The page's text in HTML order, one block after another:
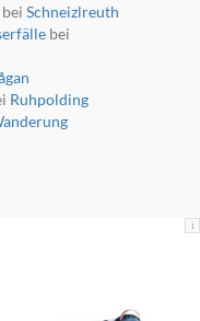
bei Schneizlreuth
bei
Ruhpolding
i